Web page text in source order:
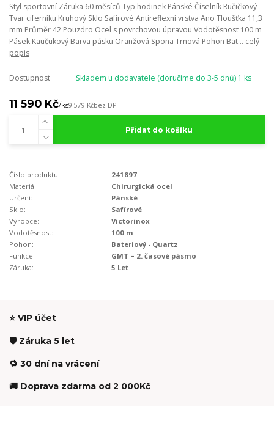
Styl sportovní Záruka 60 měsíců Typ hodinek Pánské Číselník Ručičkový
Tvar ciferníku Kruhový Sklo Safírové Antireflexní vrstva Ano Tloušťka 11,3
mm Průměr 42 Pouzdro Ocel s povrchovou úpravou Vodotěsnost 100 m
Pásek Kaučukový Barva pásku Oranžová Spona Trnová Pohon Bat... celý
popis
Dostupnost Skladem u dodavatele (doručíme do 3-5 dnů) 1 ks
11 590 Kč/ks9 579 Kčbez DPH
Přidat do košíku
Číslo produktu:
241897
Materiál:
Chirurgická ocel
Určení:
Pánské
Sklo:
Safírové
Výrobce:
Victorinox
Vodotěsnost:
100 m
Pohon:
Bateriový - Quartz
Funkce:
GMT – 2. časové pásmo
Záruka:
5 Let
⭐ VIP účet
🛡️ Záruka 5 let
🔁 30 dní na vrácení
🚚 Doprava zdarma od 2 000Kč